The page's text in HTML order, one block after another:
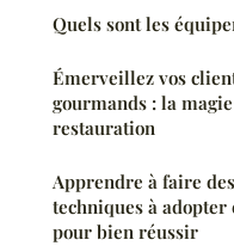
Quels sont les
Émerveillez vos
gourmands : la
restauration
Apprendre à faire
techniques à
pour bien réussir